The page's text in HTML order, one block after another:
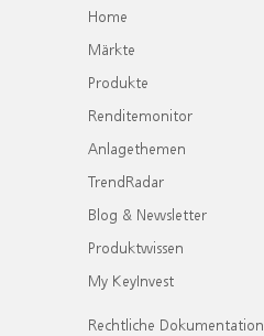
Home
Märkte
Produkte
Renditemonitor
Anlagethemen
TrendRadar
Blog & Newsletter
Produktwissen
My KeyInvest
Rechtliche Dokumentation